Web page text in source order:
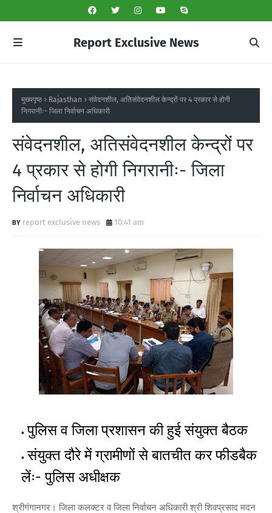
Report Exclusive News
मुख्यपृष्ठ Rajasthan
संवेदनशील, अतिसंवेदनशील केन्द्रों पर 4 प्रकार से होगी
निगरानीः- जिला निर्वाचन अधिकारी
संवेदनशील, अतिसंवेदनशील केन्द्रों पर
4 प्रकार से होगी निगरानीः- जिला
निर्वाचन अधिकारी
report exclusive news 10:41 am
पुलिस व जिला प्रशासन की हुई संयुक्त बैठक
संयुक्त दौरे में ग्रामीणों से बातचीत कर फीडबैक
लेंः- पुलिस अधीक्षक
श्रीगंगानगर। जिला कलक्टर व जिला निर्वाचन अधिकारी श्री शिवप्रसाद मदन